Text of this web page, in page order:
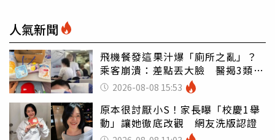
人氣新聞
飛機餐發這果汁爆「廁所之亂」？
乘客崩潰：差點丟大臉 醫揭3類人
別亂喝
2026-08-08 15:53
原本很討厭小S！家長曝「校慶1舉
動」讓她徹底改觀 網友洗版認證